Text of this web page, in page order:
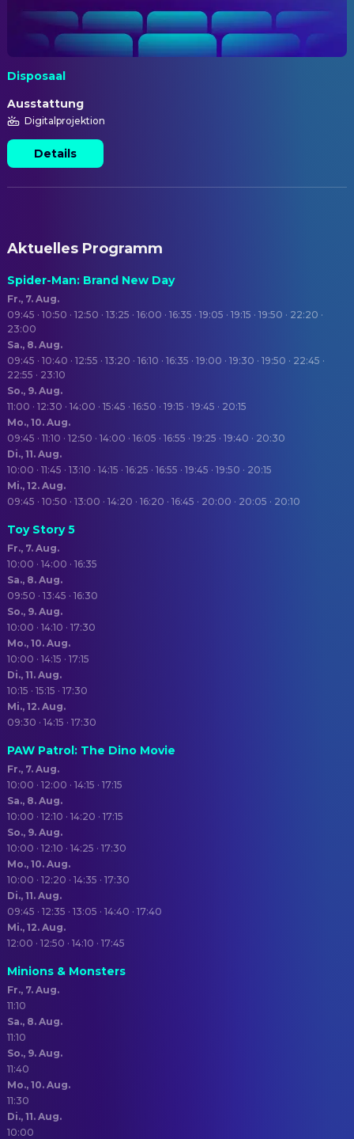
Disposaal
Ausstattung
Digitalprojektion
Details
Aktuelles Programm
Spider-Man: Brand New Day
Fr., 7. Aug.
09:45 · 10:50 · 12:50 · 13:25 · 16:00 · 16:35 · 19:05 · 19:15 · 19:50 · 22:20 ·
23:00
Sa., 8. Aug.
09:45 · 10:40 · 12:55 · 13:20 · 16:10 · 16:35 · 19:00 · 19:30 · 19:50 · 22:45 ·
22:55 · 23:10
So., 9. Aug.
11:00 · 12:30 · 14:00 · 15:45 · 16:50 · 19:15 · 19:45 · 20:15
Mo., 10. Aug.
09:45 · 11:10 · 12:50 · 14:00 · 16:05 · 16:55 · 19:25 · 19:40 · 20:30
Di., 11. Aug.
10:00 · 11:45 · 13:10 · 14:15 · 16:25 · 16:55 · 19:45 · 19:50 · 20:15
Mi., 12. Aug.
09:45 · 10:50 · 13:00 · 14:20 · 16:20 · 16:45 · 20:00 · 20:05 · 20:10
Toy Story 5
Fr., 7. Aug.
10:00 · 14:00 · 16:35
Sa., 8. Aug.
09:50 · 13:45 · 16:30
So., 9. Aug.
10:00 · 14:10 · 17:30
Mo., 10. Aug.
10:00 · 14:15 · 17:15
Di., 11. Aug.
10:15 · 15:15 · 17:30
Mi., 12. Aug.
09:30 · 14:15 · 17:30
PAW Patrol: The Dino Movie
Fr., 7. Aug.
10:00 · 12:00 · 14:15 · 17:15
Sa., 8. Aug.
10:00 · 12:10 · 14:20 · 17:15
So., 9. Aug.
10:00 · 12:10 · 14:25 · 17:30
Mo., 10. Aug.
10:00 · 12:20 · 14:35 · 17:30
Di., 11. Aug.
09:45 · 12:35 · 13:05 · 14:40 · 17:40
Mi., 12. Aug.
12:00 · 12:50 · 14:10 · 17:45
Minions & Monsters
Fr., 7. Aug.
11:10
Sa., 8. Aug.
11:10
So., 9. Aug.
11:40
Mo., 10. Aug.
11:30
Di., 11. Aug.
10:00